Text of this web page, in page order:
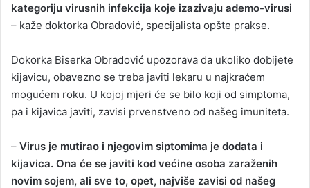
kategoriju virusnih infekcija koje izazivaju ademo-virusi
– kaže doktorka Obradović, specijalista opšte prakse.
Dokorka Biserka Obradović upozorava da ukoliko dobijete
kijavicu, obavezno se treba javiti lekaru u najkraćem
mogućem roku. U kojoj mjeri će se bilo koji od simptoma,
pa i kijavica javiti, zavisi prvenstveno od našeg imuniteta.
– Virus je mutirao i njegovim siptomima je dodata i
kijavica. Ona će se javiti kod većine osoba zaraženih
novim sojem, ali sve to, opet, najviše zavisi od našeg